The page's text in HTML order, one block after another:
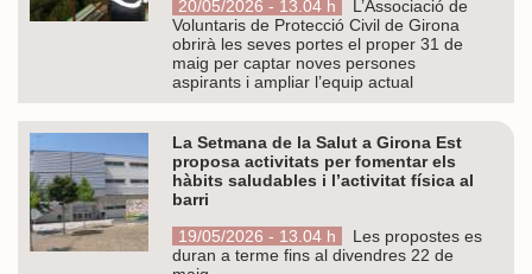
20/05/2026 - 13.04 h
L’Associació de
Voluntaris de Protecció Civil de Girona
obrirà les seves portes el proper 31 de
maig per captar noves persones
aspirants i ampliar l’equip actual
La Setmana de la Salut a Girona Est
proposa activitats per fomentar els
hàbits saludables i l’activitat física al
barri
19/05/2026 - 13.04 h
Les propostes es
duran a terme fins al divendres 22 de